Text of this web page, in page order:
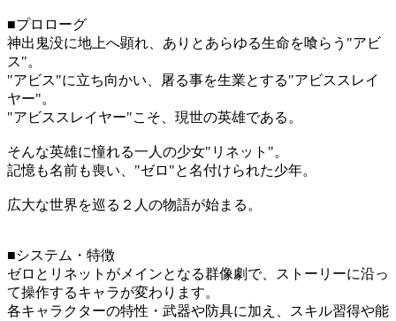
■プロローグ
神出鬼没に地上へ顕れ、ありとあらゆる生命を喰らう"アビ
ス"。
"アビス"に立ち向かい、屠る事を生業とする"アビススレイ
ヤー"。
"アビススレイヤー"こそ、現世の英雄である。
そんな英雄に憧れる一人の少女"リネット"。
記憶も名前も喪い、"ゼロ"と名付けられた少年。
広大な世界を巡る２人の物語が始まる。
■システム・特徴
ゼロとリネットがメインとなる群像劇で、ストーリーに沿っ
て操作するキャラが変わります。
各キャラクターの特性・武器や防具に加え、スキル習得や能